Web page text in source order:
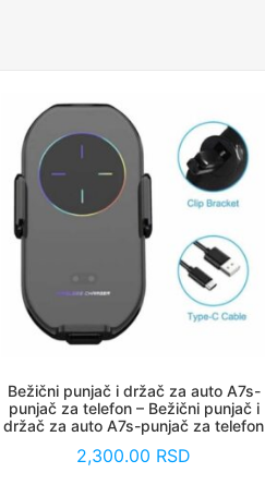
Bežični punjač i držač za auto A7s-
punjač za telefon – Bežični punjač i
držač za auto A7s-punjač za telefon
2,300.00 RSD